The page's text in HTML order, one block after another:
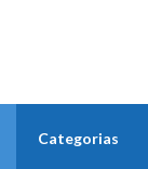
Categorias